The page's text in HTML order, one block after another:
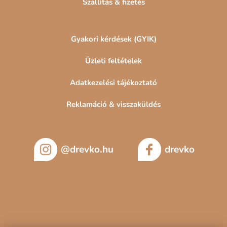
Szállítás & fizetés
Gyakori kérdések (GYIK)
Üzleti feltételek
Adatkezelési tájékoztató
Reklamáció & visszaküldés
@drevko.hu drevko